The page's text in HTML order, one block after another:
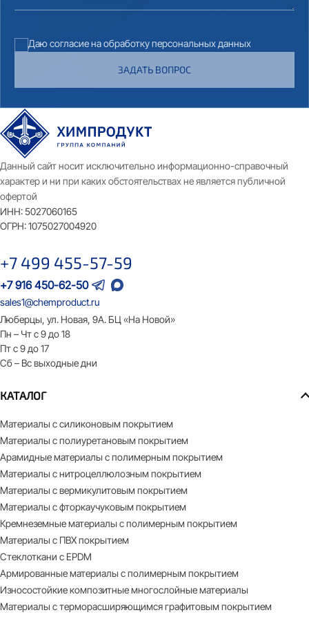
Даю согласие на обработку персональных данных
ЗАДАТЬ ВОПРОС
Данный сайт носит исключительно информационно-справочный
характер и ни при каких обстоятельствах не является публичной
офертой
ИНН: 5027060165
ОГРН:1075027004920
КАТАЛОГ
Материалы с силиконовым покрытием
Материалы с полиуретановым покрытием
Арамидные материалы с полимерным покрытием
Материалы с нитроцеллюлозным покрытием
Материалы с вермикулитовым покрытием
Материалы с фторкаучуковым покрытием
Кремнеземные материалы с полимерным покрытием
Материалы с ПВХ покрытием
Стеклоткани с EPDM
Армированные материалы с полимерным покрытием
Износостойкие композитные многослойные материалы
Материалы с терморасширяющимся графитовым покрытием
+7 499 455-57-59
+7 916 450-62-50
sales1@chemproduct.ru
Люберцы, ул. Новая, 9А. БЦ «На Новой»
Пн – Чт с 9 до 18
Пт с 9 до 17
Сб – Вс выходные дни